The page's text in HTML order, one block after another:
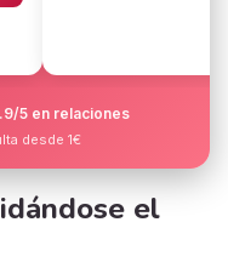
5 en relaciones
desde 1€
el